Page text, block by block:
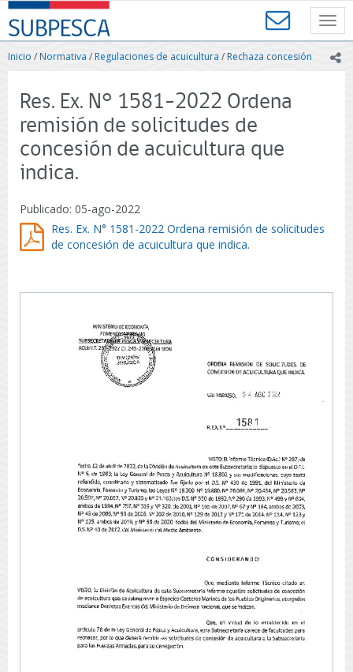
Contenido
principal
SUBPESCA
-
Subsecretaría
Acuicultura
-
Gobierno
de
Chile
Inicio /Normativa / Regulaciones de acuicultura /Rechaza concesión
Res. Ex. N° 1581-2022 Ordena
remisión de solicitudes de
concesión de acuicultura que
indica.
Publicado: 05-ago-2022
Res. Ex. N° 1581-2022 Ordena remisión de solicitudes
de concesión de acuicultura que indica.